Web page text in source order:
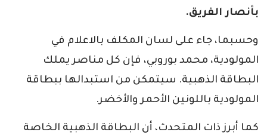
بأنصار الفريق.
وحسبما، جاء على لسان المكلف بالاعلام في
المولودية، محمد بوروبي، فإن كل مناصر يملك
البطاقة الذهبية. سيتمكن من استبدالها ببطاقة
المولودية باللونين الأحمر والأخضر.
كما أبرز ذات المتحدث، أن البطاقة الذهبية الخاصة